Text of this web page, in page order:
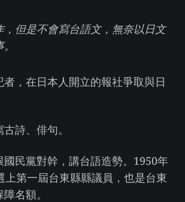
，但是不會寫台語文，無奈以日文
，在日本人開立的報社爭取與日
詩、俳句。
國民黨對幹，講台語造勢。1950年
上第一屆台東縣縣議員，也是台東
名額。